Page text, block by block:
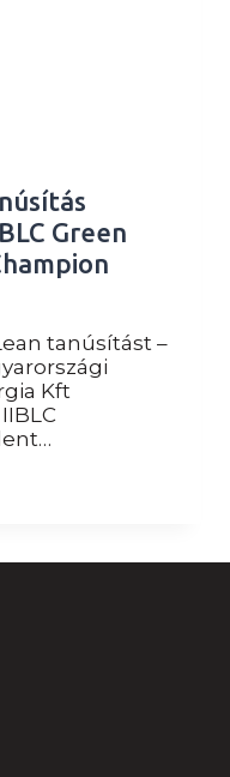
Green
tanúsítást –
Kft